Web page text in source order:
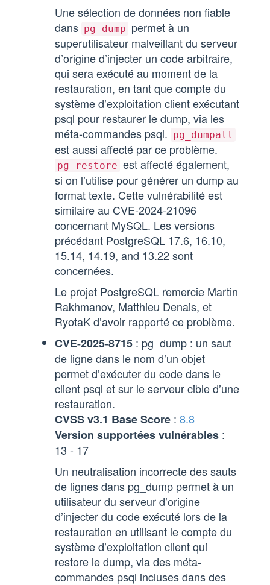
Une sélection de données non fiable
dans pg_dump permet à un
superutilisateur malveillant du serveur
d’origine d’injecter un code arbitraire,
qui sera exécuté au moment de la
restauration, en tant que compte du
système d’exploitation client exécutant
psql pour restaurer le dump, via les
méta-commandes psql. pg_dumpall
est aussi affecté par ce problème.
pg_restore est affecté également,
si on l’utilise pour générer un dump au
format texte. Cette vulnérabilité est
similaire au CVE-2024-21096
concernant MySQL. Les versions
précédant PostgreSQL 17.6, 16.10,
15.14, 14.19, and 13.22 sont
concernées.
Le projet PostgreSQL remercie Martin
Rakhmanov, Matthieu Denais, et
RyotaK d’avoir rapporté ce problème.
CVE-2025-8715: pg_dump : un saut
de ligne dans le nom d’un objet
permet d’exécuter du code dans le
client psql et sur le serveur cible d’une
restauration.
CVSS v3.1 Base Score: 8.8
Version supportées vulnérables:
13 - 17
Un neutralisation incorrecte des sauts
de lignes dans pg_dump permet à un
utilisateur du serveur d’origine
d’injecter du code exécuté lors de la
restauration en utilisant le compte du
système d’exploitation client qui
restore le dump, via des méta-
commandes psql incluses dans des